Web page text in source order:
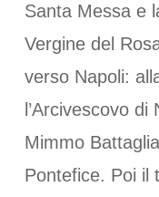
Santa Messa e
Vergine del
verso Napoli:
l’Arcivescovo
Mimmo
Pontefice. Poi il